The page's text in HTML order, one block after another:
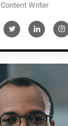
Content Writer